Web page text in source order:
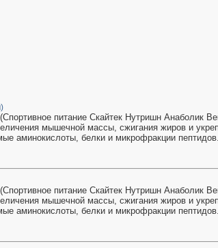
питание Скайтек Нутришн Анаболик
мышечной массы, сжигания жиров и
аминокислоты, белки и микрофракции
питание Скайтек Нутришн Анаболик
мышечной массы, сжигания жиров и
аминокислоты, белки и микрофракции